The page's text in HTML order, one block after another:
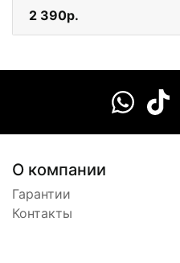
2 390р.
О компании
Гарантии
Контакты